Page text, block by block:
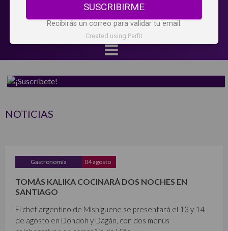
NOTICIAS
Gastronomía 04 agosto
TOMÁS KALIKA COCINARÁ DOS NOCHES EN
SANTIAGO
El chef argentino de Mishiguene se presentará el 13 y 14
de agosto en Dondoh y Dagán, con dos menús
SUSCRIBIRME
Recibirás un correo para validar tu email.
Created using Perfit